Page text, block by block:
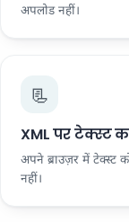
अपलोड नहीं।
📃
XML पर टेक्स्ट
अपने ब्राउज़र में टेक्स्ट
नहीं।